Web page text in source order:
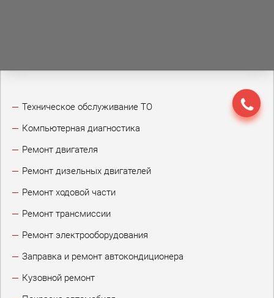
Техническое обслуживание ТО
Компьютерная диагностика
Ремонт двигателя
Ремонт дизельных двигателей
Ремонт ходовой части
Ремонт трансмиссии
Ремонт электрооборудования
Заправка и ремонт автокондиционера
Кузовной ремонт